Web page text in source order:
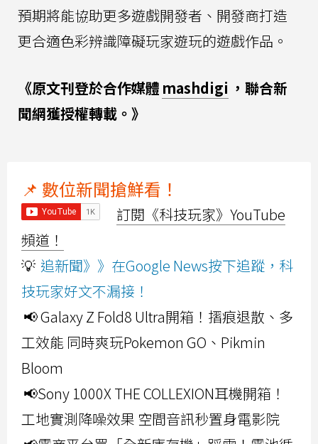
預期將能協助更多遊戲開發者、開發商打造
更合適色彩辨識障礙玩家遊玩的遊戲作品。
《原文刊登於合作媒體 mashdigi ，聯合新
聞網獲授權轉載。》
📌 數位新聞搶鮮看！
訂閱《科技玩家》YouTube
頻道！
💡 追新聞》》在Google News按下追蹤，科
技玩家好文不漏接！
📢 Galaxy Z Fold8 Ultra開箱！摺痕退散、多
工效能 同時爽玩Pokemon GO、Pikmin
Bloom
📢Sony 1000X THE COLLEXION耳機開箱！
工地實測降噪效果 空間音訊秒置身電影院